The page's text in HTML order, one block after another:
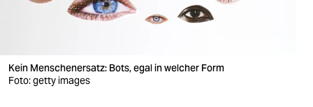
unterstützen
Kein Menschenersatz: Bots, egal in welcher Form
Foto: getty images